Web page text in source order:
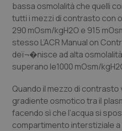
Liguria
Lombardia
Marche
Molise
Piemonte
Disturbi dell’umore
Dolore
Donna & Salute
Epatiti
HIV
bassa osmolalità che quelli
tutti i mezzi di contrasto con
290 mOsm/kgH2O e 915
stesso L’ACR Manual on
deï¬�nisce ad alta
superano le1000 mOsm/
Quando il mezzo di
gradiente osmotico tra il
facendo sì che l’acqua si
compartimento interstiziale